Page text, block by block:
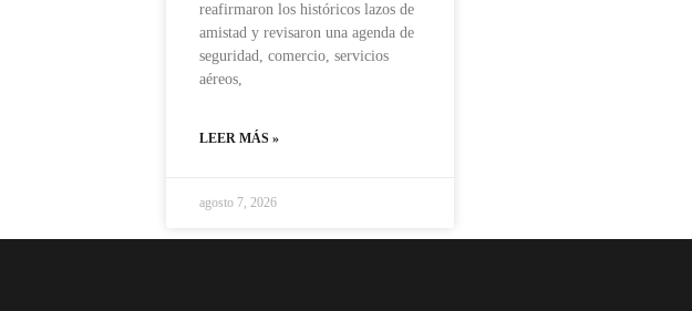
reafirmaron los históricos lazos de
amistad y revisaron una agenda de
seguridad, comercio, servicios
aéreos,
LEER MÁS »
agosto 7, 2026